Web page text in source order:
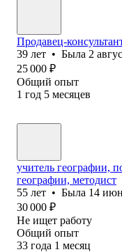
Продавец-
39 лет • Была 2
25 000 ₽
Общий опыт
1 год 5 месяцев
учитель географии,
географии, методист
55 лет • Была 14
30 000 ₽
Не ищет работу
Общий опыт
33 года 1 месяц